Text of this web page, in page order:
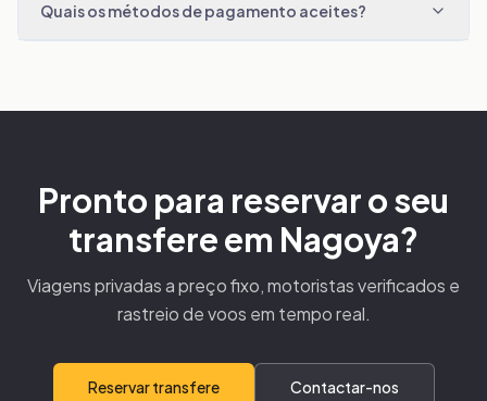
Quais os métodos de pagamento aceites?
Pronto para reservar o seu
transfere em Nagoya?
Viagens privadas a preço fixo, motoristas verificados e
rastreio de voos em tempo real.
Reservar transfere Contactar-nos